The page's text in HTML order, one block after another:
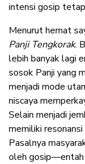
intensi gosip
Menurut hemat
Panji Tengkorak.
lebih banyak lagi
sosok Panji yang
menjadi mode
niscaya
Selain menjadi
memiliki
Pasalnya
oleh gosip—entah